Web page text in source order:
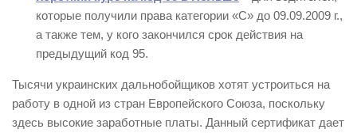
которые получили права категории «С» до 09.09.2009 г.,
а также тем, у кого закончился срок действия на
предыдущий код 95.
Тысячи украинских дальнобойщиков хотят устроиться на
работу в одной из стран Европейского Союза, поскольку
здесь высокие заработные платы. Данный сертификат дает